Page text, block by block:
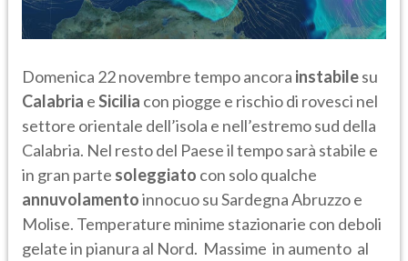
Domenica 22 novembre tempo ancora instabilesu
Calabria eSicilia con piogge e rischio di rovesci nel
settore orientale dell’isola e nell’estremo sud della
Calabria. Nel resto del Paese il tempo sarà stabile e
in gran parte soleggiato con solo qualche
annuvolamentoinnocuo su Sardegna Abruzzo e
Molise. Temperature minime stazionarie con deboli
gelate in pianura al Nord. Massime in aumento al